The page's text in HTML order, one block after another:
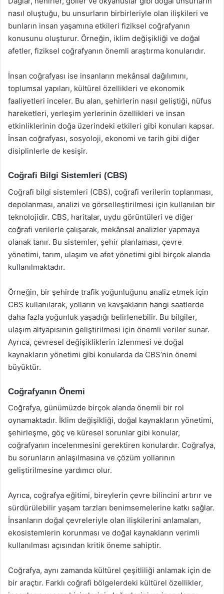
nasıl oluştuğu, bu unsurların birbirleriyle olan ilişkileri ve
bunların insan yaşamına etkileri fiziksel coğrafyanın
konusunu oluşturur. Örneğin, iklim değişikliği ve doğal
afetler, fiziksel coğrafyanın önemli araştırma konularıdır.
İnsan coğrafyası ise insanların mekânsal dağılımını,
toplumsal yapıları, kültürel özellikleri ve ekonomik
faaliyetleri inceler. Bu alan, şehirlerin nasıl geliştiği, nüfus
hareketleri, yerleşim yerlerinin özellikleri ve insan
etkinliklerinin doğa üzerindeki etkileri gibi konuları kapsar.
İnsan coğrafyası, sosyoloji, ekonomi ve tarih gibi diğer
disiplinlerle de kesişir.
Coğrafi Bilgi Sistemleri (CBS)
Coğrafi bilgi sistemleri (CBS), coğrafi verilerin toplanması,
depolanması, analizi ve görselleştirilmesi için kullanılan bir
teknolojidir. CBS, haritalar, uydu görüntüleri ve diğer
coğrafi verilerle çalışarak, mekânsal analizler yapmaya
olanak tanır. Bu sistemler, şehir planlaması, çevre
yönetimi, tarım, ulaşım ve afet yönetimi gibi birçok alanda
kullanılmaktadır.
Örneğin, bir şehirde trafik yoğunluğunu analiz etmek için
CBS kullanılarak, yolların ve kavşakların hangi saatlerde
daha fazla yoğunluk yaşadığı belirlenebilir. Bu bilgiler,
ulaşım altyapısının geliştirilmesi için önemli veriler sunar.
Ayrıca, çevresel değişikliklerin izlenmesi ve doğal
kaynakların yönetimi gibi konularda da CBS’nin önemi
büyüktür.
Coğrafyanın Önemi
Coğrafya, günümüzde birçok alanda önemli bir rol
oynamaktadır. İklim değişikliği, doğal kaynakların yönetimi,
şehirleşme, göç ve küresel sorunlar gibi konular,
coğrafyanın incelenmesini gerektiren konulardır. Coğrafya,
bu sorunların anlaşılmasına ve çözüm yollarının
geliştirilmesine yardımcı olur.
Ayrıca, coğrafya eğitimi, bireylerin çevre bilincini artırır ve
sürdürülebilir yaşam tarzları benimsemelerine katkı sağlar.
İnsanların doğal çevreleriyle olan ilişkilerini anlamaları,
ekosistemlerin korunması ve doğal kaynakların verimli
kullanılması açısından kritik öneme sahiptir.
Coğrafya, aynı zamanda kültürel çeşitliliği anlamak için de
bir araçtır. Farklı coğrafi bölgelerdeki kültürel özellikler,